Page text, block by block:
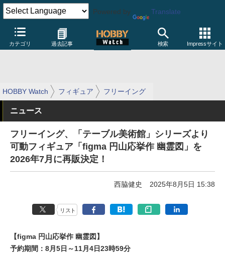
Powered by Translate
カテゴリ 過去記事 検索 Impressサイト
HOBBY Watch フィギュア フリーイング
ニュース
フリーイング、「テーブル美術館」シリーズより
可動フィギュア「figma 円山応挙作 幽霊図」を
2026年7月に再販決定！
西脇健史 2025年8月5日 15:38
リスト
【figma 円山応挙作 幽霊図】
予約期間：8月5日～11月4日23時59分